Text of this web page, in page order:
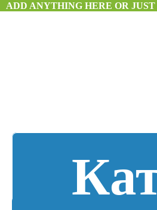
ADD ANYTHING HERE OR